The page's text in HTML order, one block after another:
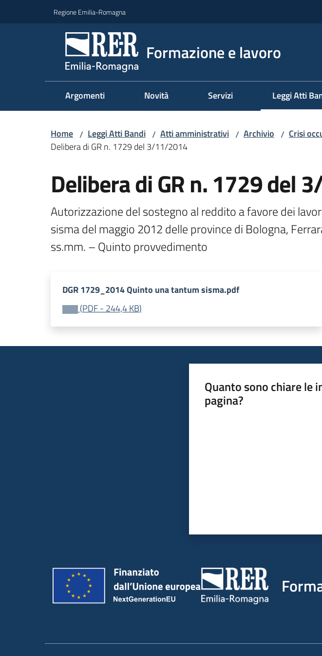
Regione Emilia-Romagna
Formazione e lavoro
Argomenti Novità Servizi Leggi Atti
Home / Leggi Atti Bandi / Atti amministrativi / Archivio / Crisi
Delibera di GR n. 1729 del 3/11/2014
Delibera di GR n. 1729 del
Autorizzazione del sostegno al reddito a favore dei
sisma del maggio 2012 delle province di Bologna,
DGR 1729_2014 Quinto una tantum sisma.pdf
(PDF- 244,4 KB)
Quanto sono chiare le
pagina?